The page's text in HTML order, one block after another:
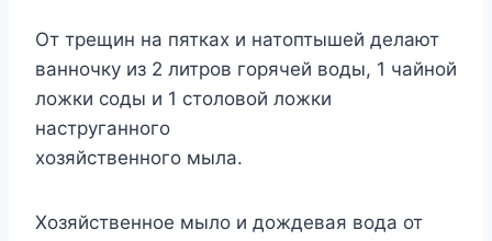
От трещин на пятках и натоптышей делают
ванночку из 2 литров горячей воды, 1 чайной
ложки соды и 1 столовой ложки
наструганного
хозяйственного мыла.
Хозяйственное мыло и дождевая вода от